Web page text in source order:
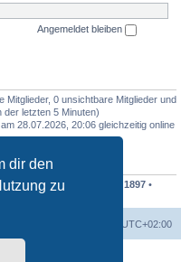
dir den
zu
Angemeldet bleiben
Mitglieder, 0 unsichtbare Mitglieder und
letzten 5 Minuten)
28.07.2026, 20:06 gleichzeitig online
• Mitglieder insgesamt 1897 •
UTC+02:00
© phpBB Limited